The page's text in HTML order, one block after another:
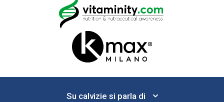
Su calvizie si parla di